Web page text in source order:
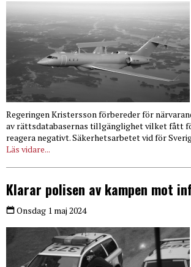
Regeringen Kristersson förbereder för
av rättsdatabasernas tillgänglighet vilket fått
reagera negativt. Säkerhetsarbetet vid för
Läs vidare...
Klarar polisen av kampen mot
Onsdag 1 maj 2024